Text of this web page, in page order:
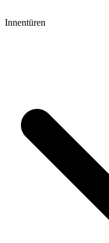
Innentüren